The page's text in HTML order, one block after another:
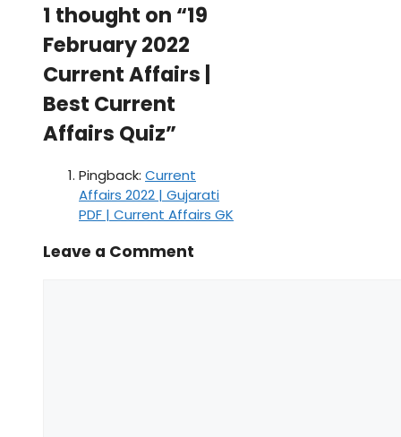
1 thought on “19
February 2022
Current Affairs |
Best Current
Affairs Quiz”
Pingback: Current
Affairs 2022 | Gujarati
PDF | Current Affairs GK
Leave a Comment